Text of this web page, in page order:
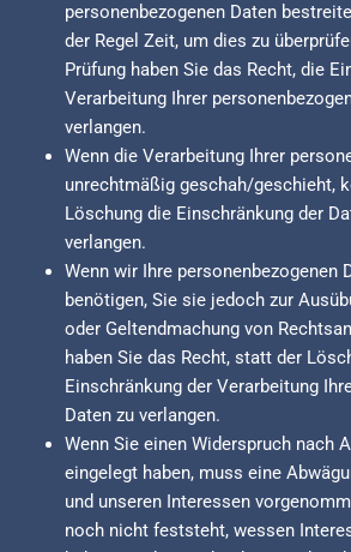
personenbezogenen Daten
der Regel Zeit, um dies zu
Prüfung haben Sie das Recht, die
Verarbeitung Ihrer
verlangen.
Wenn die Verarbeitung Ihrer
unrechtmäßig geschah/geschieht,
Löschung die Einschränkung der
verlangen.
Wenn wir Ihre personenbezogenen
benötigen, Sie sie jedoch zur
oder Geltendmachung von
haben Sie das Recht, statt der
Einschränkung der Verarbeitung
Daten zu verlangen.
Wenn Sie einen Widerspruch nach
eingelegt haben, muss eine
und unseren Interessen
noch nicht feststeht, wessen